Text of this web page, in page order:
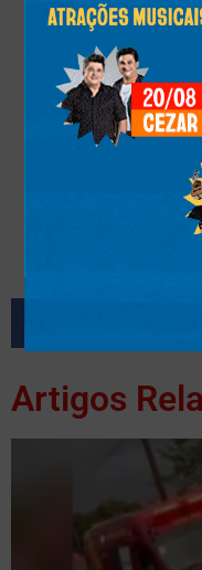
Artigos